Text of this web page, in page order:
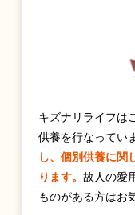
キズナリライフは
供養を行なってい
し、個別供養に関
ります。 故人の愛
ものがある方はお